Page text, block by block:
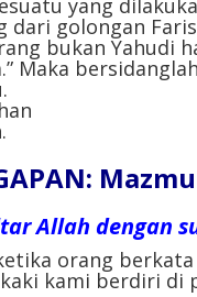
dari golongan
bukan Yahudi
Maka
Allah dengan
orang
kaki kami berdiri